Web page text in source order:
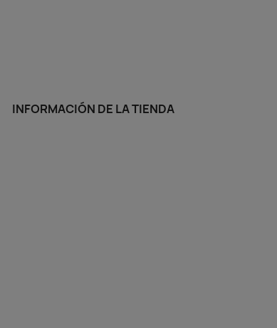
INFORMACIÓN DE LA TIENDA